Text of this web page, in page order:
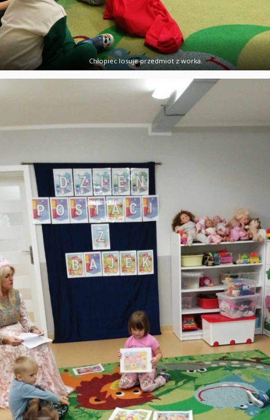
DZIEŃ CHŁOPAKA
Pierwszy dzień
jesieni
Dzień przedszkolaka
Występy na
Zajęcia badawcze na
łące
Wiewiórek
Dzień Ziemi
Dzień sportu
Dzień zdrowia
wiewiórki
Malowanie na mleku
Zajęcia o MYŚLIWYCH
Powitanie WIOSNY
Zabawy kulinarne
BAL KARNAWAŁOWY
WALENTYNKI
Babeczki
Eksperymenty
Dzień Babci i
Dziadka
Mikołajki
Dzień Pluszowego
Misia
Zabawy badawcze
Dzień Piżamy
matematyczny
Las w słoiku
ŚCIEŻKA
SENSORYCZNA
Dzień chłopaka
Powitanie Jesieni
Jabłuszkowe
biedroneczki
Dzień przedszkolaka
KINO MOLEKULARNE
Bezpieczeństwo
podczas wakacji
DZIEŃ DZIECKA
Laurka dla mamy
Dzień tańca
DZIEŃ FLAGI
Dzień Tańca
Dzień sportu
Dzień zdrowia
Światowy Dzień
Wiosenne sadzonki
Pierwszy Dzień
Wiosny
BAL KARNAWAŁOWY
Walentynki
Teatrzyk w Jeżykach
Dzień Babci i
Dziadka
Jasełka 2021
Mikołajki
Wiatrak
matematyczny
Jak dbać o zdrowie?
DZIEŃ MISIA
Jesień w sadzie
ścieżka sensoryczna
Dzień w piżamach
DZIEŃ CHŁOPAKA
Dzień zdrowia misie
Światowy Dzień
Osób z Zespołem
Downa
Dzień Świadomości
AUTYZMU
Mali ogrodnicy
Powitanie WIOSNY
WALENTYNKI
Zabawy
Zajęcia
gimnastyczne
DZIEŃ BABCI I
DZIADKA
Zabawy teatralne
Dokarmianie
ptaków
Jasełka Misie
Pieczenie
pierniczków
Mikołajki
Chłopiec losuje przedmiot z worka.